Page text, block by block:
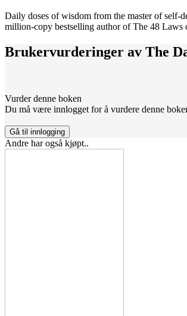
Daily doses of wisdom from the master of self-
million-copy bestselling author of The 48 Laws
Brukervurderinger av The
Vurder denne boken
Du må være innlogget for å vurdere denne
Gå til innlogging
Andre har også kjøpt..